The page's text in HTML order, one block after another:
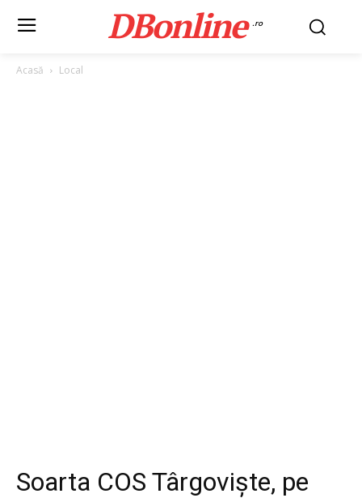
DBonline .ro
Acasă Local
Soarta COS Târgoviște, pe